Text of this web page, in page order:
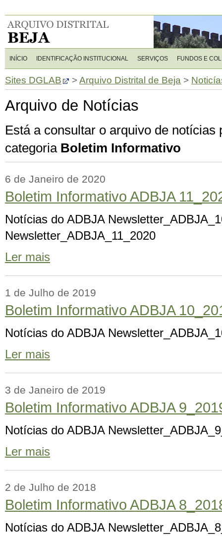
INÍCIO IDENTIFICAÇÃO INSTITUCIONAL SERVIÇOS FUNDOS E
Sites DGLAB >Arquivo Distrital de Beja >
Arquivo de Notícias
Está a consultar o arquivo de notícias
categoria Boletim Informativo
6 de Janeiro de 2020
Boletim Informativo ADBJA
Notícias do ADBJA
Newsletter_ADBJA_11_2020
Ler mais
1 de Julho de 2019
Boletim Informativo ADBJA
Notícias do ADBJA
Ler mais
3 de Janeiro de 2019
Boletim Informativo ADBJA
Notícias do ADBJA
Ler mais
2 de Julho de 2018
Boletim Informativo ADBJA
Notícias do ADBJA